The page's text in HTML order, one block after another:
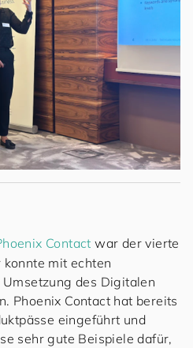
Contact war der vierte
konnte mit echten
des Digitalen
Phoenix Contact hat bereits
eingeführt und
sehr gute Beispiele dafür,